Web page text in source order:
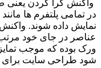
واکنش گرا کردن یعنی
در تمامی پلتفرم ها
نمایش داده شوند.
عناصر در جای خود
ورک بوده که موجب
شود طراحی سایت برای